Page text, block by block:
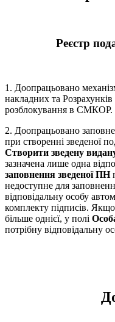
Реєстр
1. Доопрацьовано
накладних та
розблокування в СМКОР.
2. Доопрацьовано
при створенні зведеної
Створити зведену
зазначена лише одна
заповнення зведеної ПН
недоступне для
відповідальну особу
комплекту підписів. Якщо
більше однієї, у полі
потрібну відповідальну